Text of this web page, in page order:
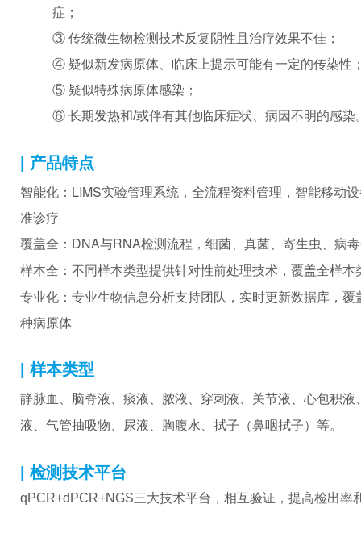
症；
③ 传统微生物检测技术反复阴性且治疗效果不佳；
④ 疑似新发病原体、临床上提示可能有一定的传染性
⑤ 疑似特殊病原体感染；
⑥ 长期发热和/或伴有其他临床症状、病因不明的感染
| 产品特点
智能化：LIMS实验管理系统，全流程资料管理，智能移动
准诊疗
覆盖全：DNA与RNA检测流程，细菌、真菌、寄生虫、病
样本全：不同样本类型提供针对性前处理技术，覆盖全样本
专业化：专业生物信息分析支持团队，实时更新数据库，覆
种病原体
| 样本类型
静脉血、脑脊液、痰液、脓液、穿刺液、关节液、心包积液
液、气管抽吸物、尿液、胸腹水、拭子（鼻咽拭子） 等。
| 检测技术平台
qPCR+dPCR+NGS三大技术平台，相互验证，提高检出率